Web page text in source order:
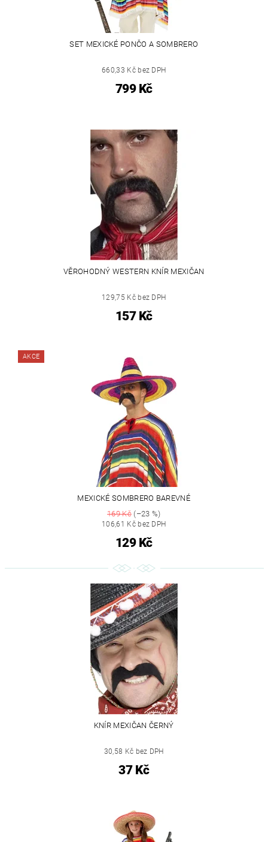
SET MEXICKÉ PONČO A SOMBRERO
660,33 Kč bez DPH
799 Kč
VĚROHODNÝ WESTERN KNÍR MEXIČAN
129,75 Kč bez DPH
157 Kč
AKCE
MEXICKÉ SOMBRERO BAREVNÉ
169 Kč(–23 %)
106,61 Kč bez DPH
129 Kč
KNÍR MEXIČAN ČERNÝ
30,58 Kč bez DPH
37 Kč